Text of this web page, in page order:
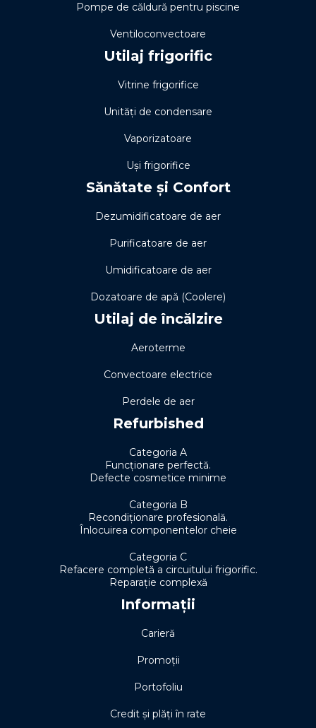
Pompe de căldură pentru piscine
Ventiloconvectoare
Utilaj frigorific
Vitrine frigorifice
Unități de condensare
Vaporizatoare
Uși frigorifice
Sănătate și Confort
Dezumidificatoare de aer
Purificatoare de aer
Umidificatoare de aer
Dozatoare de apă (Coolere)
Utilaj de încălzire
Aeroterme
Convectoare electrice
Perdele de aer
Refurbished
Categoria A
Funcționare perfectă.
Defecte cosmetice minime
Categoria B
Recondiționare profesională.
Înlocuirea componentelor cheie
Categoria C
Refacere completă a circuitului frigorific.
Reparație complexă
Informații
Carieră
Promoții
Portofoliu
Credit și plăți în rate